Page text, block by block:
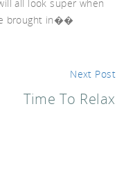
all look super when
brought in��
Next Post
Time To Relax